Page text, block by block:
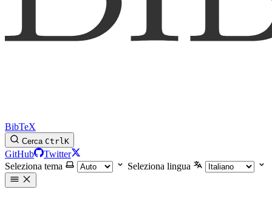
BibTeX
Cerca CtrlK
GitHub
Twitter
Seleziona tema
Seleziona lingua